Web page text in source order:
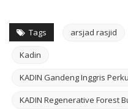
Tags arsjad rasjid
Kadin
KADIN Gandeng Inggris
KADIN Regenerative Forest